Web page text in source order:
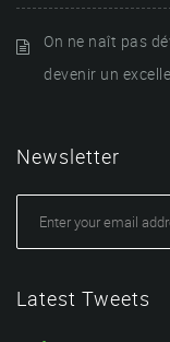
On ne naît pas
devenir un
Newsletter
Latest Tweets